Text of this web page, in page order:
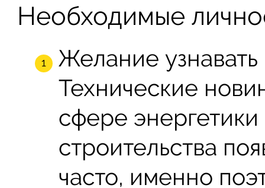
Необходимые
Желание узнавать
Технические
сфере энергетики
строительства
часто, именно